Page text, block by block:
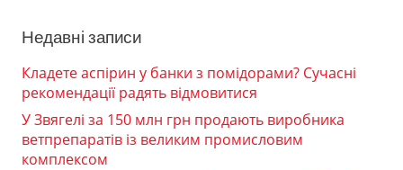
Недавні записи
Кладете аспірин у банки з помідорами? Сучасні
рекомендації радять відмовитися
У Звягелі за 150 млн грн продають виробника
ветпрепаратів із великим промисловим
комплексом